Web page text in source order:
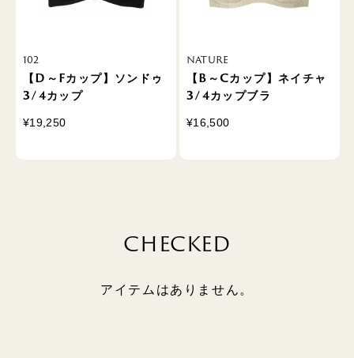
102
【D～Fカップ】ソンドゥ
3/4カップ
¥19,250
NATURE
【B～Cカップ】ネイチャ
3/4カップブラ
¥16,500
CHECKED
アイテムはありません。